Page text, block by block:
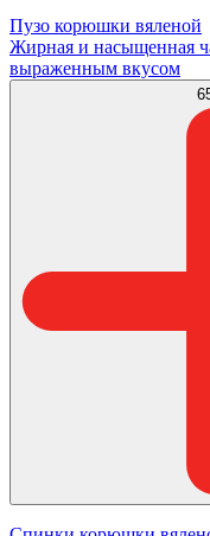
Пузо корюшки вяленой
Жирная и насыщенная
выраженным вкусом